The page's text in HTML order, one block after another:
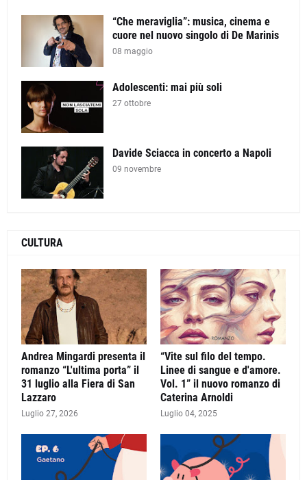
“Che meraviglia”: musica, cinema e
cuore nel nuovo singolo di De Marinis
08 maggio
Adolescenti: mai più soli
27 ottobre
Davide Sciacca in concerto a Napoli
09 novembre
CULTURA
Andrea Mingardi presenta il
romanzo “L'ultima porta” il
31 luglio alla Fiera di San
Lazzaro
Luglio 27, 2026
“Vite sul filo del tempo.
Linee di sangue e d'amore.
Vol. 1” il nuovo romanzo di
Caterina Arnoldi
Luglio 04, 2025